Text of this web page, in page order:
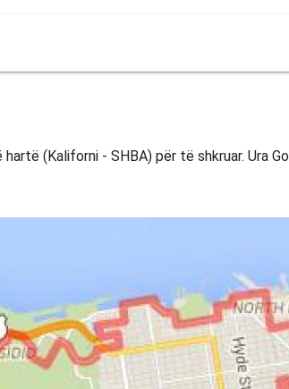
(Kaliforni - SHBA) për të shkruar. Ura